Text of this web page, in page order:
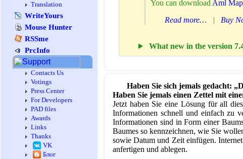
Translation
WriteYours
Mouse Hunter
RSSme
PrcInfo
Contacts Us
Votings
Press Center
For Developers
PAD files
Awards
Links
Thanks
VK
Блог
You can download Aml
Read more…
| Buy
What new in the version
Haben Sie sich jemals gedacht:
Haben Sie jemals einen Zettel mit
Jetzt haben Sie eine Lösung für all
Informationen schnell und einfach zu
Informationen sind in Form einer
Baumes so kennzeichnen, wie Sie
sowie Datum und Zeit einfügen.
anfertigen und ablegen.